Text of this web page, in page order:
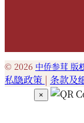
© 2026 中侨参茸 版
私隐政策 | 条款及
×